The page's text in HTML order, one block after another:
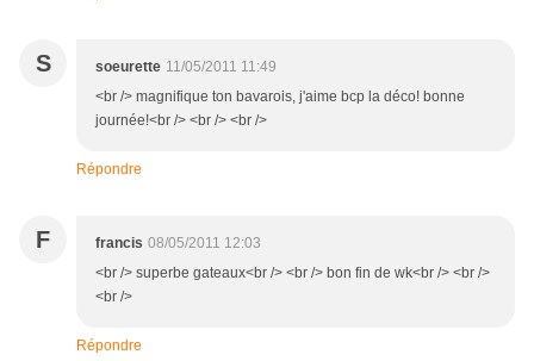
S soeurette 11/05/2011 11:49
<br /> magnifique ton bavarois, j'aime bcp la déco! bonne
journée!<br /> <br /> <br />
Répondre
F francis 08/05/2011 12:03
<br /> superbe gateaux<br /> <br /> bon fin de wk<br /> <br />
<br />
Répondre